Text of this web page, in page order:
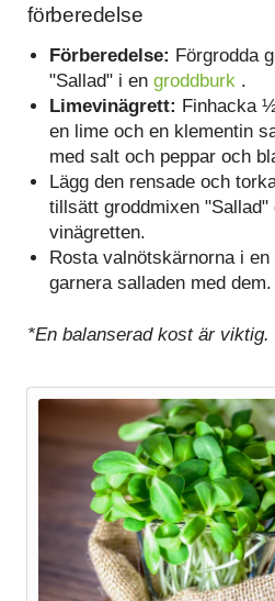
förberedelse
Förberedelse: Förgrodda
"Sallad" i en groddburk .
Limevinägrett: Finhacka
en lime och en klementin
med salt och peppar och
Lägg den rensade och
tillsätt groddmixen "Sallad"
vinägretten.
Rosta valnötskärnorna i
garnera salladen med dem.
*En balanserad kost är viktig.